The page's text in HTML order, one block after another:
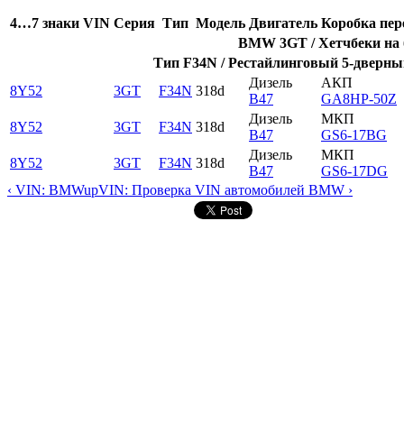
4…7 знаки VIN Серия Тип Модель Двигатель Коробка
BMW 3GT / Хетчбеки на
Тип F34N / Рестайлинговый 5-
8Y52
3GT F34N 318d
Дизель
B47
АКП
GA8HP-50Z
8Y52
3GT F34N 318d
Дизель
B47
МКП
GS6-17BG
8Y52
3GT F34N 318d
Дизель
B47
МКП
GS6-17DG
‹ VIN: BMWupVIN: Проверка VIN автомобилей BMW ›